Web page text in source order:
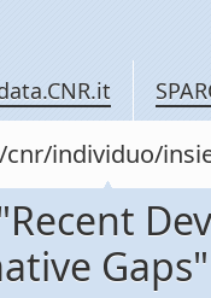
individuo/
Gaps"